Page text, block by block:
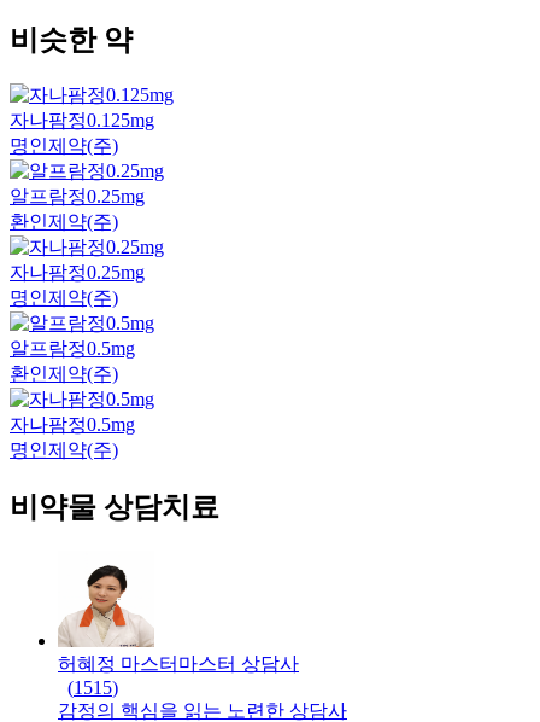
비슷한 약
자나팜정0.125mg
명인제약(주)
알프람정0.25mg
환인제약(주)
자나팜정0.25mg
명인제약(주)
알프람정0.5mg
환인제약(주)
자나팜정0.5mg
명인제약(주)
비약물 상담치료
허혜정 마스터 마스터 상담사
(1515)
감정의 핵심을 읽는 노련한 상담사